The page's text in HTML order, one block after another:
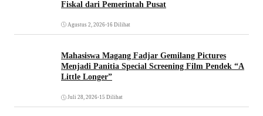
Fiskal dari Pemerintah Pusat
Agustus 2, 2026•16 Dilihat
Mahasiswa Magang Fadjar Gemilang Pictures
Menjadi Panitia Special Screening Film Pendek “A
Little Longer”
Juli 28, 2026•15 Dilihat